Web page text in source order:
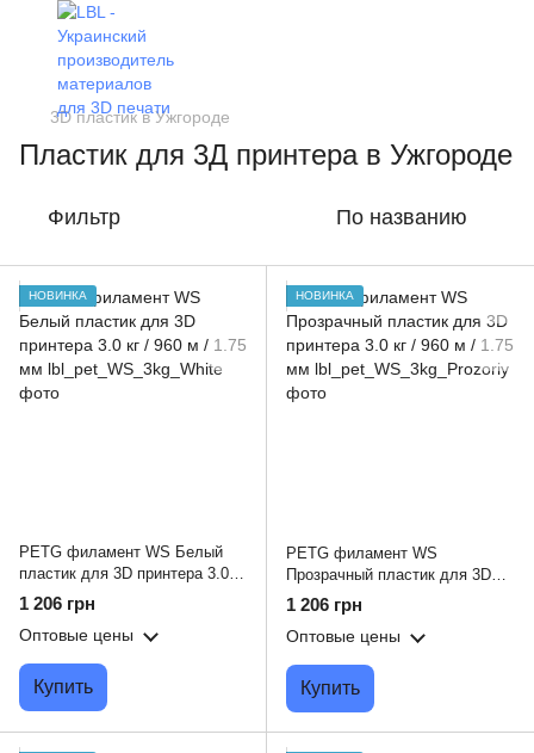
3D пластик в Ужгороде
Пластик для 3Д принтера в Ужгороде
Фильтр По названию
НОВИНКА
PETG филамент WS Белый
пластик для 3D принтера 3.0 кг
/ 960 м / 1.75 мм
1 206 грн
Оптовые цены
Купить
НОВИНКА
PETG филамент WS
Прозрачный пластик для 3D
принтера 3.0 кг / 960 м / 1.75
1 206 грн
Оптовые цены
Купить